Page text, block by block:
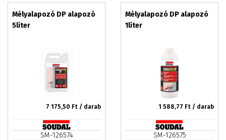
Mélyalapozó DP alapozó
5liter
7 175,50 Ft / darab
SM-126574
Mélyalapozó DP alapozó
1liter
1 588,77 Ft / darab
SM-126575